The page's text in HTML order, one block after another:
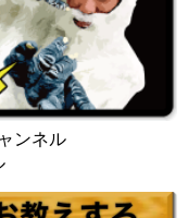
ンネル